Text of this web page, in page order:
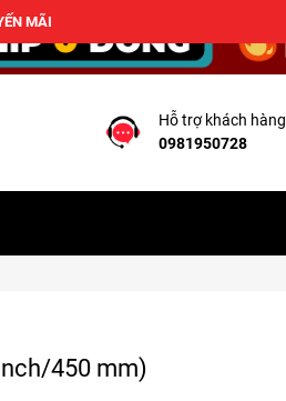
Hỗ trợ khách hàng
0981950728
450 mm)
MÃI